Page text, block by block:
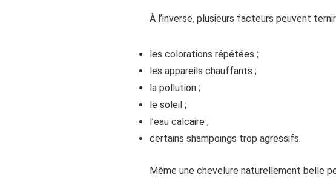
À l’inverse, plusieurs facteurs peuvent
les colorations répétées ;
les appareils chauffants ;
la pollution ;
le soleil ;
l’eau calcaire ;
certains shampoings trop agressifs.
Même une chevelure naturellement belle